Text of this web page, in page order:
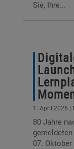
Sie, Ihre...
1. April 2026
80 Jahre
07.